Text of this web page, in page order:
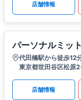
店舗情報
パーソナルミッ
代田橋駅から徒歩12
東京都世田谷区松原
店舗情報